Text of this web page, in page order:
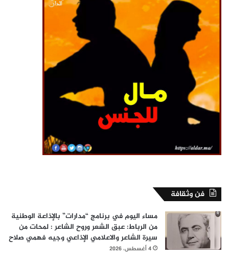
فن وثقافة
مساء اليوم في برنامج “مدارات” بالإذاعة الوطنية
من الرباط: عبق الشعر وروح الشاعر : لمحات من
سيرة الشاعر والاعلامي الإذاعي وجيه فهمي صلاح
4 أغسطس، 2026